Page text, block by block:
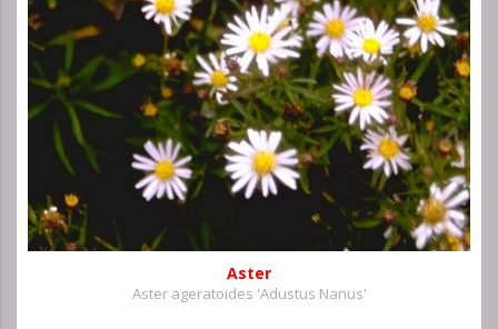
Aster
Aster ageratoides 'Adustus Nanus'